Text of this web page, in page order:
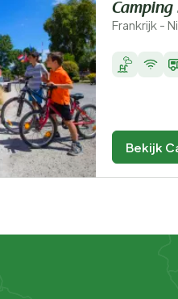
Camping
Frankrijk -
Bekijk